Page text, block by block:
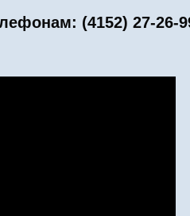
(4152) 27-26-